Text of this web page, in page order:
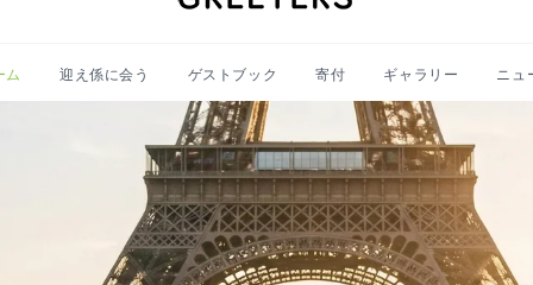
ム 迎え係に会う ゲストブック 寄付 ギャラリー ニュ